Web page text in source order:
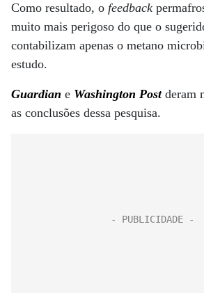
Como resultado, o feedback
muito mais perigoso do que o
contabilizam apenas o metano
estudo.
Guardian e Washington Postderam
as conclusões dessa pesquisa.